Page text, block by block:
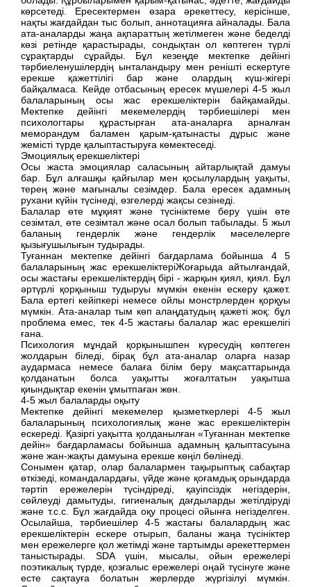
көрсетеді. Ересектермен өзара әрекеттесу, керісінше,
нақты жағдайдан тыс болып, аннотацияға айналады. Бала
ата-аналарды жаңа ақпараттың жетілмеген және беделді
көзі ретінде қарастырады, сондықтан ол көптеген түрлі
сұрақтарды сұрайды. Бұл кезеңде мектепке дейінгі
тәрбиеленушілердің ынталандыру мен ренішті ескертуге
ерекше қажеттілігі бар және олардың күш-жігері
байқалмаса. Кейде отбасының ересек мүшелері 4-5 жыл
балаларының осы жас ерекшеліктерін байқамайды.
Мектепке дейінгі мекемелердің тәрбиешілері мен
психологтары құрастырған ата-аналарға арналған
меморандум баламен қарым-қатынасты дұрыс және
жемісті түрде қалыптастыруға көмектеседі.
Эмоциялық ерекшеліктері
Осы жаста эмоциялар саласының айтарлықтай дамуы
бар. Бұл алғашқы қайғылар мен қосылулардың уақыты,
терең және мағыналы сезімдер. Бала ересек адамның
рухани күйін түсінеді, өзгелерді жақсы сезінеді.
Балалар өте мұқият және түсініктеме беру үшін өте
сезімтал, өте сезімтал және осал болып табылады. 5 жыл
баланың гендерлік және гендерлік мәселелерге
қызығушылығын тудырады.
Туғаннан мектепке дейінгі бағдарлама бойынша 4 5
балаларының жас ерекшеліктеріЖоғарыда айтылғандай,
осы жастағы ерекшеліктердің бірі - жарқын қиял, қиял. Бұл
әртүрлі қорқыныш тудыруы мүмкін екенін ескеру қажет.
Бала ертегі кейіпкері немесе ойлы монстрлерден қорқуы
мүмкін. Ата-аналар тым көп алаңдатудың қажеті жоқ: бұл
проблема емес, тек 4-5 жастағы балалар жас ерекшелігі
ғана.
Психология мұндай қорқынышпен күресудің көптеген
жолдарын біледі, бірақ бұл ата-аналар оларға назар
аудармаса немесе балаға білім беру мақсаттарында
қолданатын болса уақытты жоғалтатын уақытша
қиындықтар екенін ұмытпаған жөн.
4-5 жыл балаларды оқыту
Мектепке дейінгі мекемелер қызметкерлері 4-5 жыл
балаларының психологиялық және жас ерекшеліктерін
ескереді. Қазіргі уақытта қолданылған «Туғаннан мектепке
дейін» бағдарламасы бойынша адамның қалыптасуына
және жан-жақты дамуына ерекше көңіл бөлінеді.
Сонымен қатар, олар балалармен тақырыптық сабақтар
өткізеді, командалардағы, үйде және қоғамдық орындарда
тәртіп ережелерін түсіндіреді, қауіпсіздік негіздерін,
сөйлеуді дамытуды, гигиеналық дағдыларды жетілдіруді
және т.с.с. Бұл жағдайда оқу процесі ойынға негізделген.
Осылайша, тәрбиешілер 4-5 жастағы балалардың жас
ерекшеліктерін ескере отырып, баланы жаңа түсініктер
мен ережелерге қол жетімді және тартымды әрекеттермен
таныстырады. SDA үшін, мысалы, ойын ережелері
поэтикалық түрде, қозғалыс ережелері оңай түсінуге және
есте сақтауға болатын жерлерде жүргізілуі мүмкін.